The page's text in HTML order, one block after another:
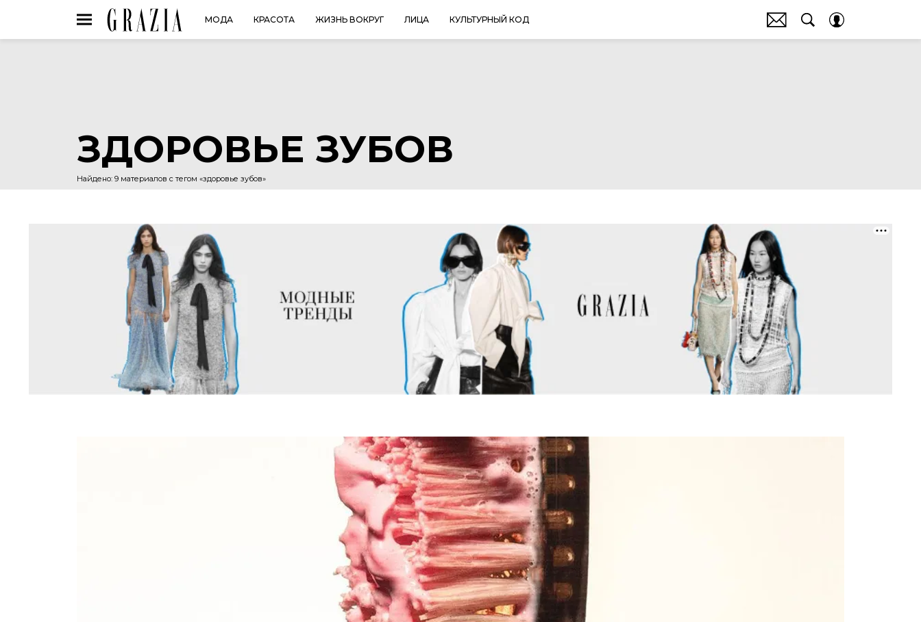
МОДА КРАСОТА ЖИЗНЬ ВОКРУГ ЛИЦА КУЛЬТУРНЫЙ КОД
ЗДОРОВЬЕ ЗУБОВ
Найдено: 9 материалов с тегом «здоровье зубов»